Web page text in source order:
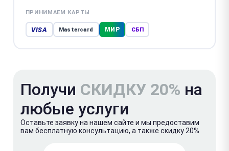
ПРИНИМАЕМ КАРТЫ
VISA Mastercard МИР СБП
Получи СКИДКУ 20% на
любые услуги
Оставьте заявку на нашем сайте и мы предоставим
вам бесплатную консультацию, а также скидку 20%